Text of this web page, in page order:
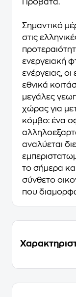
Προβατά.
Σημαντικό
στις
ενεργειακή
ενέργειας, οι
εθνικά
μεγάλες
χώρας για
κόμβο: ένα
αναλύεται
το σήμερα
σύνθετο
που